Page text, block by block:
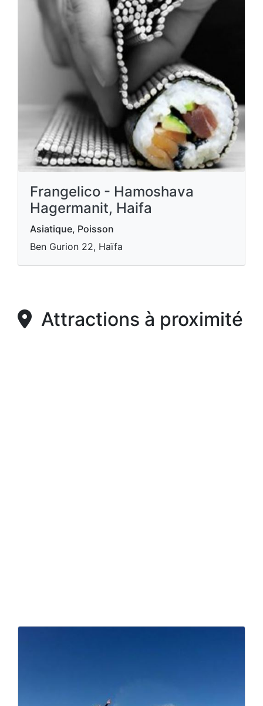
Frangelico - Hamoshava
Hagermanit, Haifa
Asiatique, Poisson
Ben Gurion 22, Haïfa
Attractions à proximité